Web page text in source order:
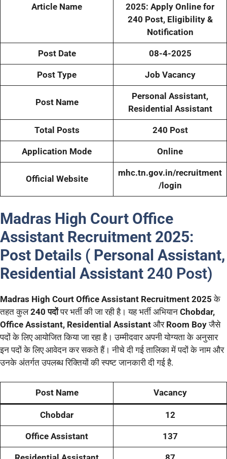
Article Name
2025: Apply Online for
240 Post, Eligibility &
Notification
Post Date 08-4-2025
Post Type Job Vacancy
Post Name
Personal Assistant,
Residential Assistant
Total Posts 240 Post
Application Mode Online
Official Website
mhc.tn.gov.in/recruitment
/login
Madras High Court Office
Assistant Recruitment 2025:
Post Details ( Personal Assistant,
Residential Assistant 240 Post)
Madras High Court Office Assistant Recruitment 2025 के
तहत कुल240 पदोंपर भर्ती की जा रही है। यह भर्ती अभियान Chobdar,
Office Assistant, Residential Assistant और Room Boyजैसे
पदों के लिए आयोजित किया जा रहा है। उम्मीदवार अपनी योग्यता के अनुसार
इन पदों के लिए आवेदन कर सकते हैं। नीचे दी गई तालिका में पदों के नाम और
उनके अंतर्गत उपलब्ध रिक्तियों की स्पष्ट जानकारी दी गई है.
Post Name Vacancy
Chobdar 12
Office Assistant 137